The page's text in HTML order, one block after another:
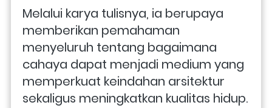
Melalui karya tulisnya, ia berupaya
memberikan pemahaman
menyeluruh tentang bagaimana
cahaya dapat menjadi medium yang
memperkuat keindahan arsitektur
sekaligus meningkatkan kualitas hidup.